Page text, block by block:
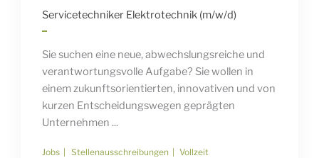
Servicetechniker Elektrotechnik (m/w/d)
Sie suchen eine neue, abwechslungsreiche und
verantwortungsvolle Aufgabe? Sie wollen in
einem zukunftsorientierten, innovativen und von
kurzen Entscheidungswegen geprägten
Unternehmen ...
Jobs Stellenausschreibungen Vollzeit